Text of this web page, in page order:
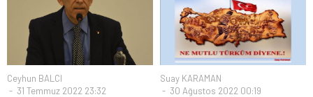
Ceyhun BALCI
31 Temmuz 2022 23:32
Suay KARAMAN
30 Ağustos 2022 00:19